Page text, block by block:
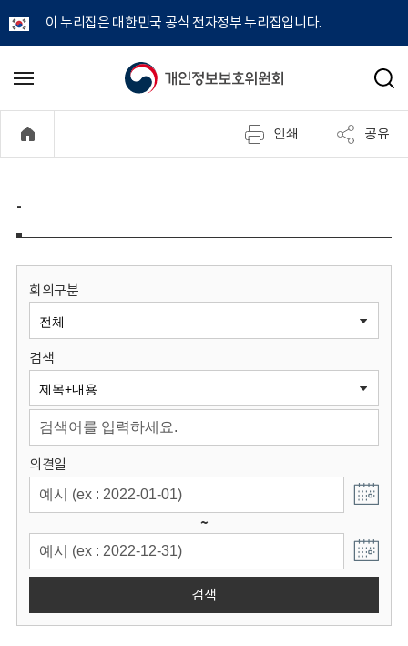
이 누리집은 대한민국 공식 전자정부 누리집입니다.
개
정
보
원
회
메
기
검
인쇄 공유
-
회의구분
검색
의결일
~
검색